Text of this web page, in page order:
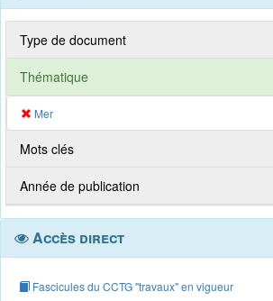
Type de document
Thématique
Mer
Mots clés
Année de publication
Accès direct
Fascicules du CCTG "travaux" en vigueur